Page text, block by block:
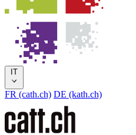
IT
FR (cath.ch) DE (kath.ch)